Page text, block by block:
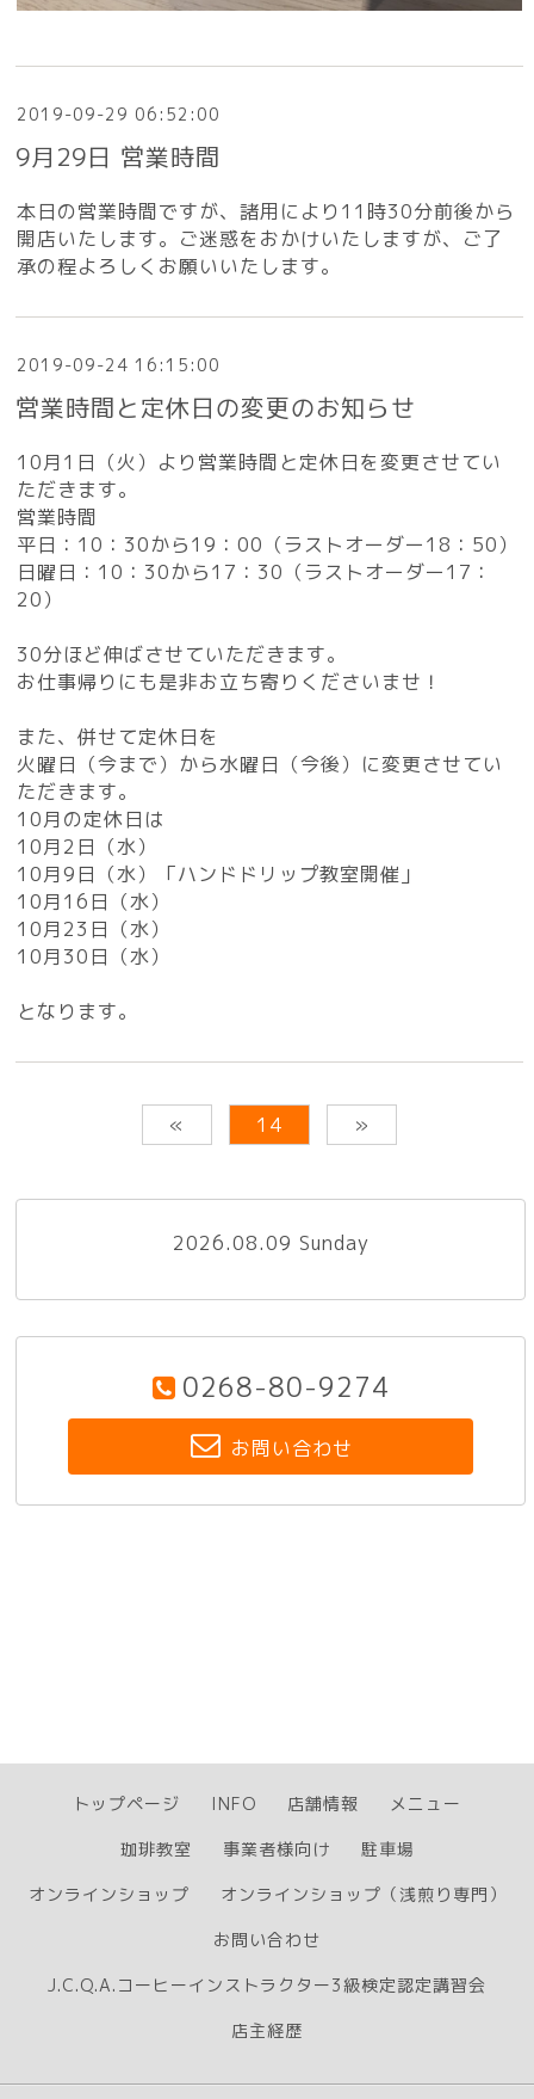
2019-09-29 06:52:00
9月29日 営業時間
本日の営業時間ですが、諸用により11時30分前後から
開店いたします。ご迷惑をおかけいたしますが、ご了
承の程よろしくお願いいたします。
2019-09-24 16:15:00
営業時間と定休日の変更のお知らせ
10月1日（火）より営業時間と定休日を変更させてい
ただきます。
営業時間
平日：10：30から19：00（ラストオーダー18：50）
日曜日：10：30から17：30（ラストオーダー17：
20）
30分ほど伸ばさせていただきます。
お仕事帰りにも是非お立ち寄りくださいませ！
また、併せて定休日を
火曜日（今まで）から水曜日（今後）に変更させてい
ただきます。
10月の定休日は
10月2日（水）
10月9日（水）「ハンドドリップ教室開催」
10月16日（水）
10月23日（水）
10月30日（水）
となります。
« 14 »
2026.08.09 Sunday
0268-80-9274
お問い合わせ
トップページ INFO 店舗情報
メニュー
珈琲教室
事業者様向け
駐車場
オンラインショップ
オンラインショップ（浅煎り専門）
お問い合わせ
J.C.Q.A.コーヒーインストラクター3級検定認定講習会
店主経歴